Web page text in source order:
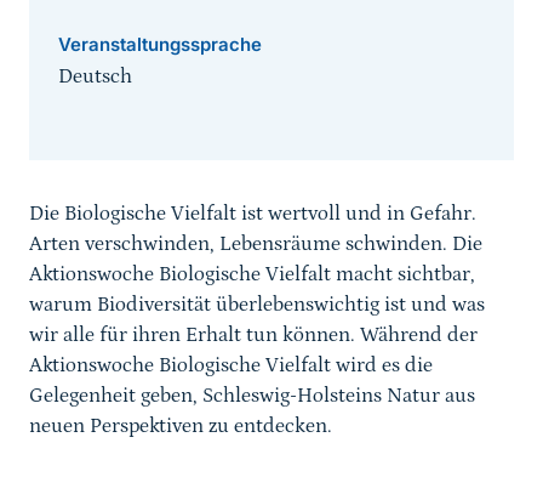
Veranstaltungssprache
Deutsch
Die Biologische Vielfalt ist wertvoll und in Gefahr.
Arten verschwinden, Lebensräume schwinden. Die
Aktionswoche Biologische Vielfalt macht sichtbar,
warum Biodiversität überlebenswichtig ist und was
wir alle für ihren Erhalt tun können. Während der
Aktionswoche Biologische Vielfalt wird es die
Gelegenheit geben, Schleswig-Holsteins Natur aus
neuen Perspektiven zu entdecken.